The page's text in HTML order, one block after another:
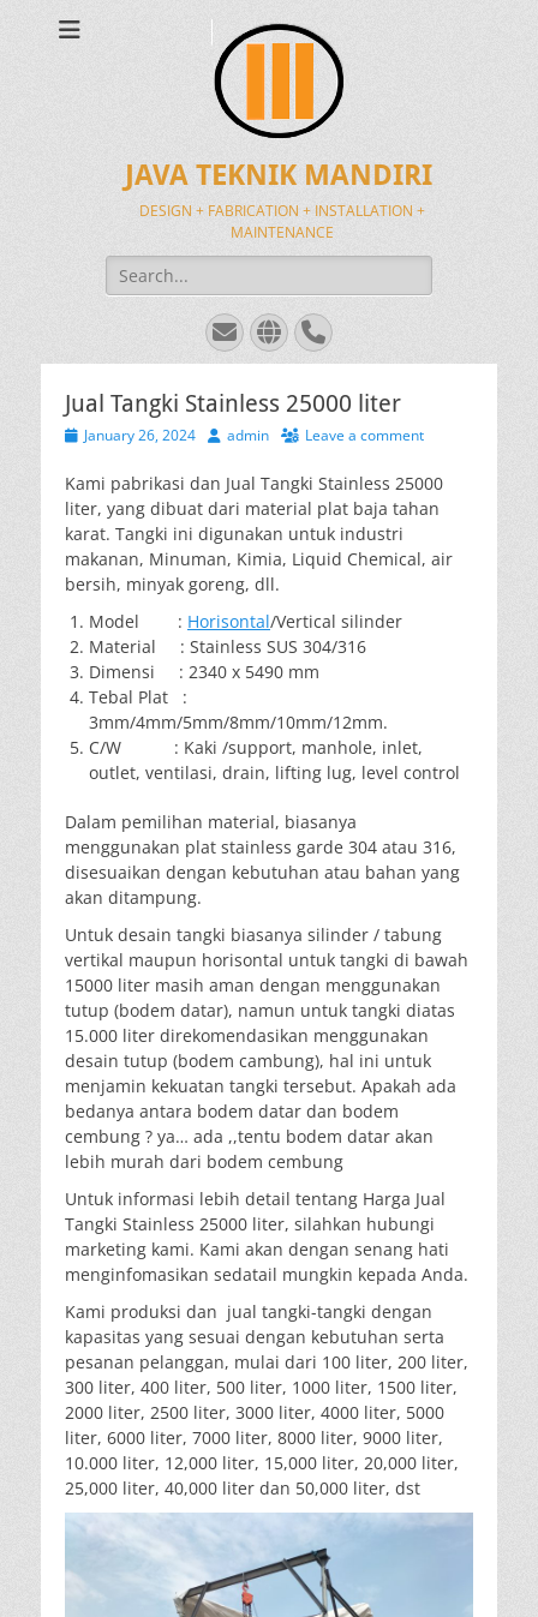
JAVA TEKNIK MANDIRI
DESIGN + FABRICATION + INSTALLATION +
MAINTENANCE
Search
for:
EmailWebsite
Phone
Jual Tangki Stainless 25000 liter
PostedJanuary 26, 2024 Author
admin Leave a comment
Kami pabrikasi dan Jual Tangki Stainless 25000
liter, yang dibuat dari material plat baja tahan
karat. Tangki ini digunakan untuk industri
makanan, Minuman, Kimia, Liquid Chemical, air
bersih, minyak goreng, dll.
Model : Horisontal/Vertical silinder
Material : Stainless SUS 304/316
Dimensi : 2340 x 5490 mm
Tebal Plat :
3mm/4mm/5mm/8mm/10mm/12mm.
C/W : Kaki /support, manhole, inlet,
outlet, ventilasi, drain, lifting lug, level control
Dalam pemilihan material, biasanya
menggunakan plat stainless garde 304 atau 316,
disesuaikan dengan kebutuhan atau bahan yang
akan ditampung.
Untuk desain tangki biasanya silinder / tabung
vertikal maupun horisontal untuk tangki di bawah
15000 liter masih aman dengan menggunakan
tutup (bodem datar), namun untuk tangki diatas
15.000 liter direkomendasikan menggunakan
desain tutup (bodem cambung), hal ini untuk
menjamin kekuatan tangki tersebut. Apakah ada
bedanya antara bodem datar dan bodem
cembung ? ya… ada ,,tentu bodem datar akan
lebih murah dari bodem cembung
Untuk informasi lebih detail tentang Harga Jual
Tangki Stainless 25000 liter, silahkan hubungi
marketing kami. Kami akan dengan senang hati
menginfomasikan sedatail mungkin kepada Anda.
Kami produksi dan jual tangki-tangki dengan
kapasitas yang sesuai dengan kebutuhan serta
pesanan pelanggan, mulai dari 100 liter, 200 liter,
300 liter, 400 liter, 500 liter, 1000 liter, 1500 liter,
2000 liter, 2500 liter, 3000 liter, 4000 liter, 5000
liter, 6000 liter, 7000 liter, 8000 liter, 9000 liter,
10.000 liter, 12,000 liter, 15,000 liter, 20,000 liter,
25,000 liter, 40,000 liter dan 50,000 liter, dst